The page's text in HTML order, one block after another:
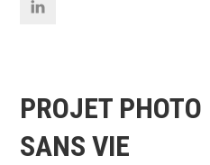
PROJET
SANS VIE